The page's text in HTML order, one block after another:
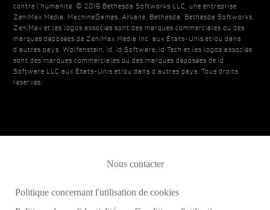
contre l'humanité. © 2019 Bethesda Softworks LLC, une entreprise
ZeniMax Media. MachineGames, Arkane, Bethesda, Bethesda Softworks,
ZeniMax et les logos associés sont des marques commerciales ou des
marques déposées de ZeniMax Media Inc. aux États-Unis et/ou dans
d’autres pays. Wolfenstein, id, id Software, id Tech et les logos associés
sont des marques commerciales ou des marques déposées de id
Software LLC aux États-Unis et/ou dans d’autres pays. Tous droits
réservés.
Politique concernant l'utilisation de cookies
Nous contacter